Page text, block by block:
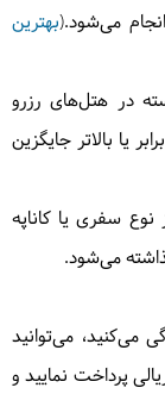
می کنیم. در ادامه
زیبا را خواهیم
یکی از محبوب‌ترین
از پارک
دوست داشتنی
می‌شود.(بهترین
در هتل‌های رزرو
یا بالاتر جایگزین
سفری یا کاناپه
می‌شود.
می‌کنید، می‌توانید
پرداخت نمایید و